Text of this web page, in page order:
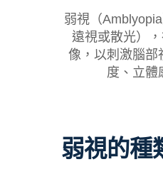
弱視（
遠視或散光）
像，以刺激腦部
度、立體
弱視的種